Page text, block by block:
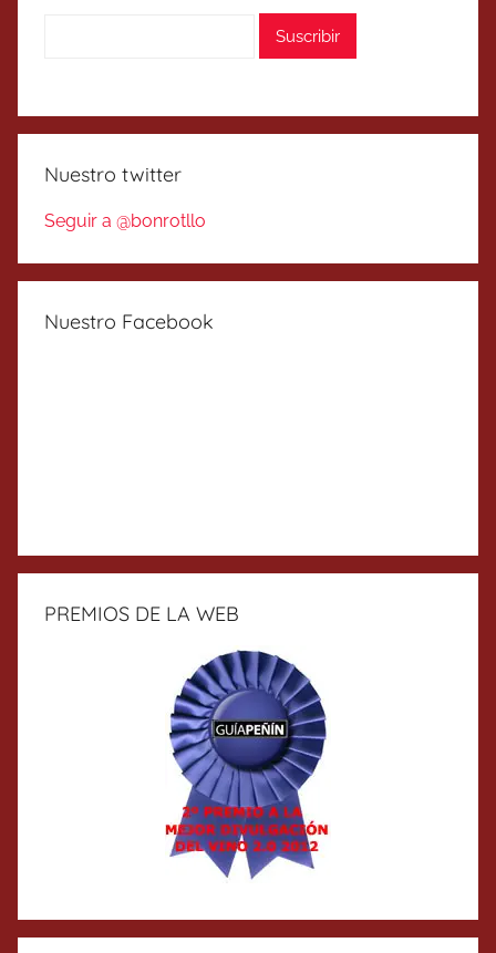
Nuestro twitter
Seguir a @bonrotllo
Nuestro Facebook
PREMIOS DE LA WEB